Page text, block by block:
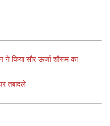
ने किया सौर ऊर्जा शौरूम का
तबादले